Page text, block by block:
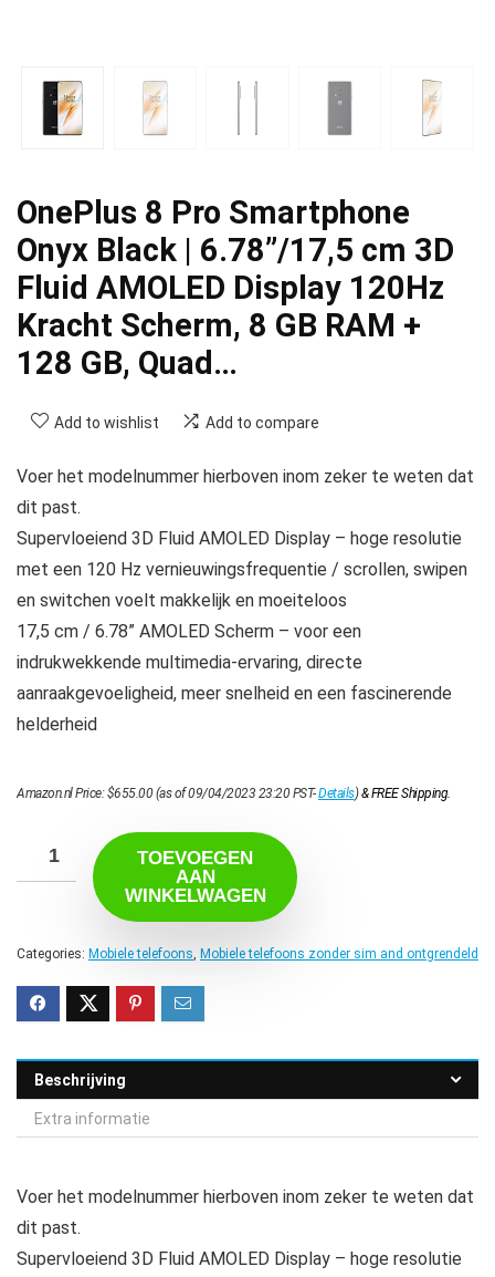
OnePlus 8 Pro Smartphone
Onyx Black | 6.78”/17,5 cm 3D
Fluid AMOLED Display 120Hz
Kracht Scherm, 8 GB RAM +
128 GB, Quad…
Add to wishlist Add to compare
Voer het modelnummer hierboven inom zeker te weten dat
dit past.
Supervloeiend 3D Fluid AMOLED Display – hoge resolutie
met een 120 Hz vernieuwingsfrequentie / scrollen, swipen
en switchen voelt makkelijk en moeiteloos
17,5 cm / 6.78” AMOLED Scherm – voor een
indrukwekkende multimedia-ervaring, directe
aanraakgevoeligheid, meer snelheid en een fascinerende
helderheid
Amazon.nl Price:$655.00(as of 09/04/2023 23:20 PST-Details)&FREE Shipping.
TOEVOEGEN
AAN
WINKELWAGEN
Categories: Mobiele telefoons Mobiele telefoons zonder sim and ontgrendeld
Beschrijving
Extra informatie
Voer het modelnummer hierboven inom zeker te weten dat
dit past.
Supervloeiend 3D Fluid AMOLED Display – hoge resolutie